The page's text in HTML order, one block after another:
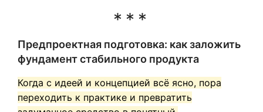
Предпроектная подготовка: как заложить
фундамент стабильного продукта
Когда с идеей и концепцией всё ясно, пора
переходить к практике и превратить